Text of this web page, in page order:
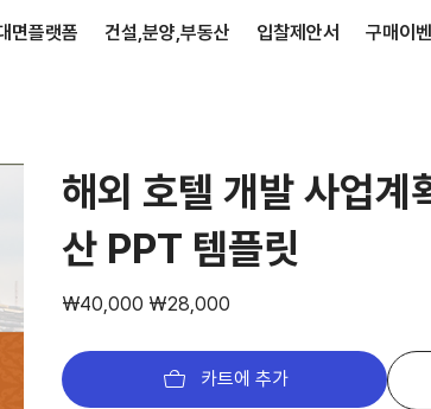
면플랫폼 건설,분양,부동산 입찰제안서 구매이
해외 호텔 개발 사업
산 PPT 템플릿
정
₩40,000 할
₩28,000
카트에 추가